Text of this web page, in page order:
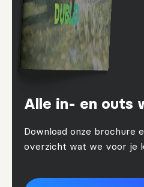
Alle in- en outs
Download onze brochure
overzicht wat we voor je